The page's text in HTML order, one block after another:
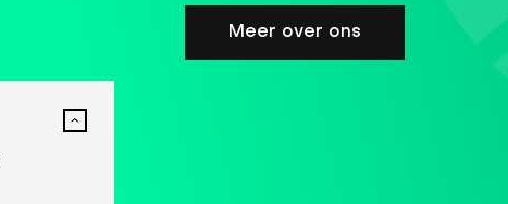
Meer over ons